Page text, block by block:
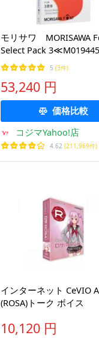
モリサワ MORISAWA
Select Pack
MORISAWA FONT SELECT
5 (3件)
53,240 円
価格比較
コジマYahoo!店
4.62 (211,969件)
インターネット CeVIO
(ROSA)トーク ボイス
10,120 円